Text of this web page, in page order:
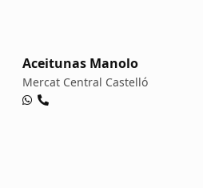
Aceitunas Manolo
Mercat Central Castelló